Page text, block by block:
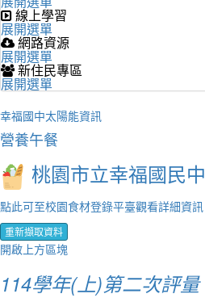
線上學習
展開選單
網路資源
展開選單
新住民專區
展開選單
幸福國中太陽能資訊
營養午餐
桃園市立幸福國民
點此可至校園食材登錄平臺觀看詳細資訊
重新擷取資料
開啟上方區塊
114學年(上)第二次評